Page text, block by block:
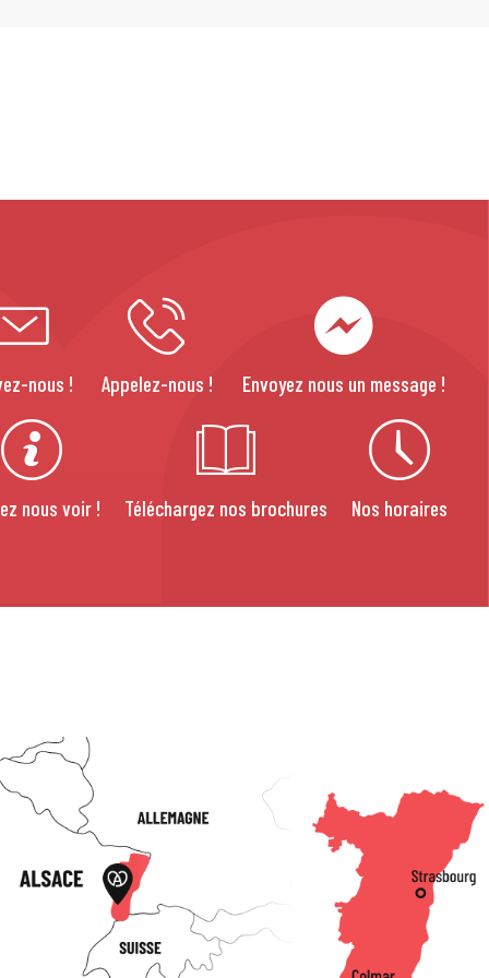
nous ! Appelez-nous ! Envoyez nous un message !
nous voir ! Téléchargez nos brochures Nos horaires